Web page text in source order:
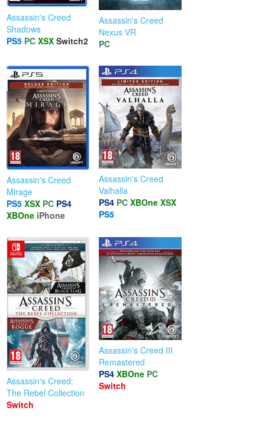
Assassin's Creed
Shadows
PS5 PC XSX Switch2
Assassin's Creed
Nexus VR
PC
Assassin's Creed
Mirage
PS5 XSX PC PS4
XBOne iPhone
Assassin's Creed
Valhalla
PS4 PC XBOne XSX
PS5
Assassin's Creed:
The Rebel Collection
Switch
Assassin's Creed III
Remastered
PS4 XBOne PC
Switch